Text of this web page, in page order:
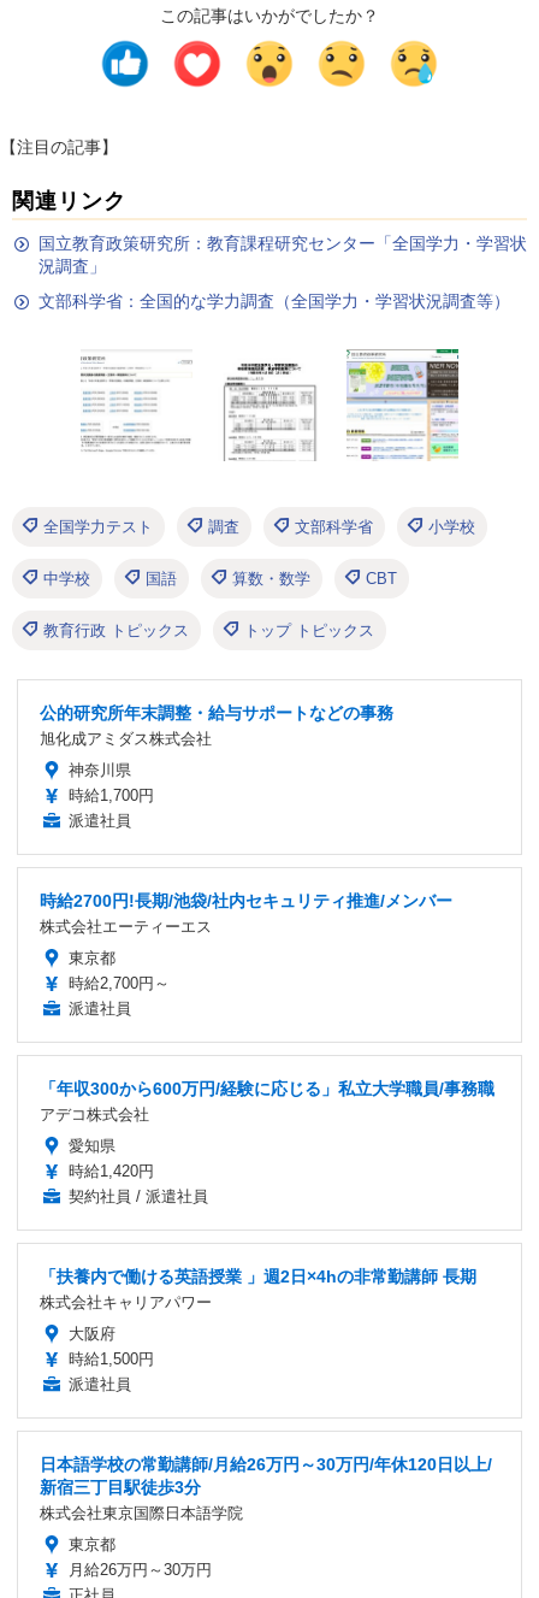
この記事はいかがでしたか？
【注目の記事】
関連リンク
国立教育政策研究所：教育課程研究センター「全国学力・学習状
況調査」
文部科学省：全国的な学力調査（全国学力・学習状況調査等）
全国学力テスト 調査 文部科学省 小学校
中学校 国語 算数・数学 CBT
教育行政 トピックス トップ トピックス
公的研究所年末調整・給与サポートなどの事務
旭化成アミダス株式会社
神奈川県
時給1,700円
派遣社員
時給2700円!長期/池袋/社内セキュリティ推進/メンバー
株式会社エーティーエス
東京都
時給2,700円～
派遣社員
「年収300から600万円/経験に応じる」私立大学職員/事務職
アデコ株式会社
愛知県
時給1,420円
契約社員 / 派遣社員
「扶養内で働ける英語授業 」週2日×4hの非常勤講師 長期
株式会社キャリアパワー
大阪府
時給1,500円
派遣社員
日本語学校の常勤講師/月給26万円～30万円/年休120日以上/
新宿三丁目駅徒歩3分
株式会社東京国際日本語学院
東京都
月給26万円～30万円